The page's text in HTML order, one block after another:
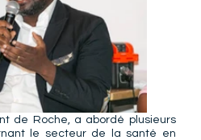
de Roche, a abordé plusieurs
le secteur de la santé en